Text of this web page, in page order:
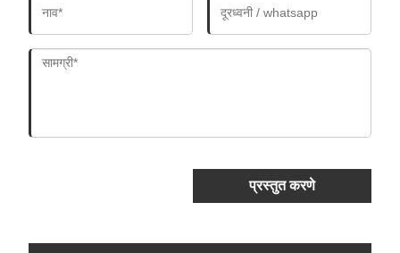
प्रस्तुत करणे